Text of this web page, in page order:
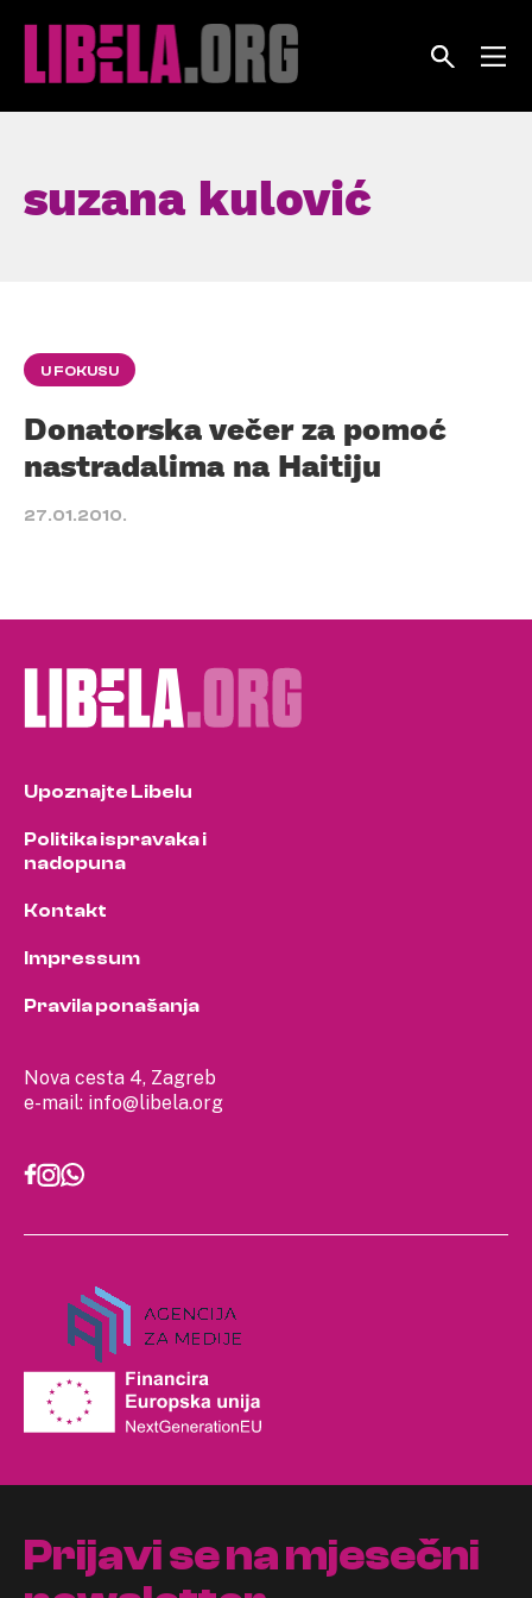
suzana kulović
U FOKUSU
Donatorska večer za pomoć
nastradalima na Haitiju
27.01.2010.
Nova cesta 4, Zagreb
e-mail: info@libela.org
Upoznajte Libelu
Politika ispravaka i
nadopuna
Kontakt
Impressum
Pravila ponašanja
Prijavi se na mjesečni